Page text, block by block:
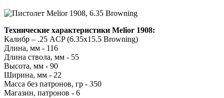
Технические характеристики Melior 1908:
Калибр – .25 ACP (6.35x15.5 Browning)
Длина, мм - 116
Длина ствола, мм - 55
Высота, мм - 90
Ширина, мм - 22
Масса без патронов, гр - 350
Магазин, патронов - 6